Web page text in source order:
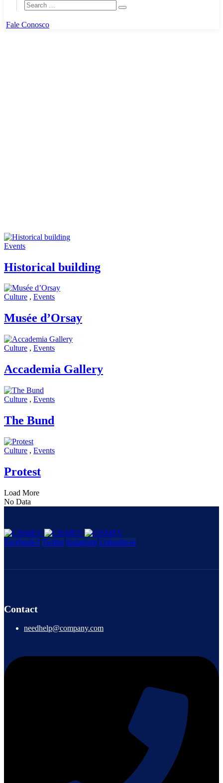
Fale Conosco
Events
Historical building
Culture , Events
Musée d’Orsay
Culture , Events
Accademia Gallery
Culture , Events
The Bund
Culture , Events
Protest
Load More
No Data
Facebook-f Twitter Instagram Linkedin-in
Contact
needhelp@company.com